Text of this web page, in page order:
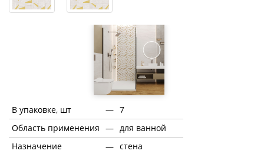
В упаковке, шт — 7
Область применения — для ванной
Назначение
— стена